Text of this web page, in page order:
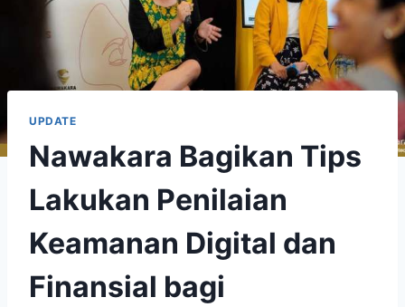
UPDATE
Nawakara Bagikan Tips
Lakukan Penilaian
Keamanan Digital dan
Finansial bagi